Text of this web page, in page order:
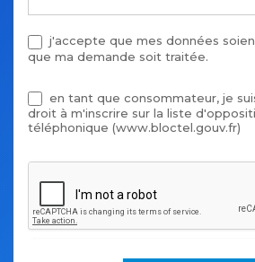
j'accepte que mes données
que ma demande soit traitée.
en tant que consommateur, je
droit à m'inscrire sur la liste
téléphonique (www.bloctel.gouv.fr)